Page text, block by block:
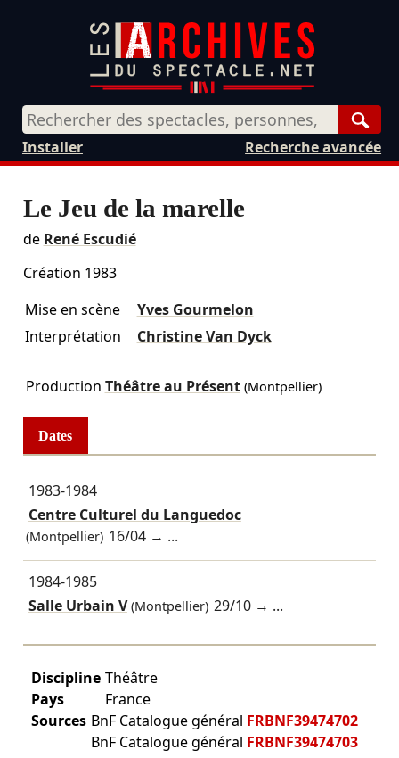
Recherche avancée
Installer
Le Jeu de la marelle
de René Escudié
Création 1983
Mise en scène
Yves Gourmelon
Interprétation
Christine Van Dyck
Production Théâtre au Présent(Montpellier)
Dates
1983-1984
Centre Culturel du Languedoc
(Montpellier) 16/04 → ...
1984-1985
Salle Urbain V(Montpellier) 29/10 → ...
Discipline Théâtre
Pays
France
Sources BnF Catalogue général FRBNF39474702
BnF Catalogue général FRBNF39474703